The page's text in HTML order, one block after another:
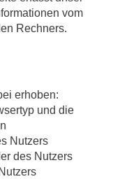
vom
Rechners.
erhoben:
und die
Nutzers
des Nutzers